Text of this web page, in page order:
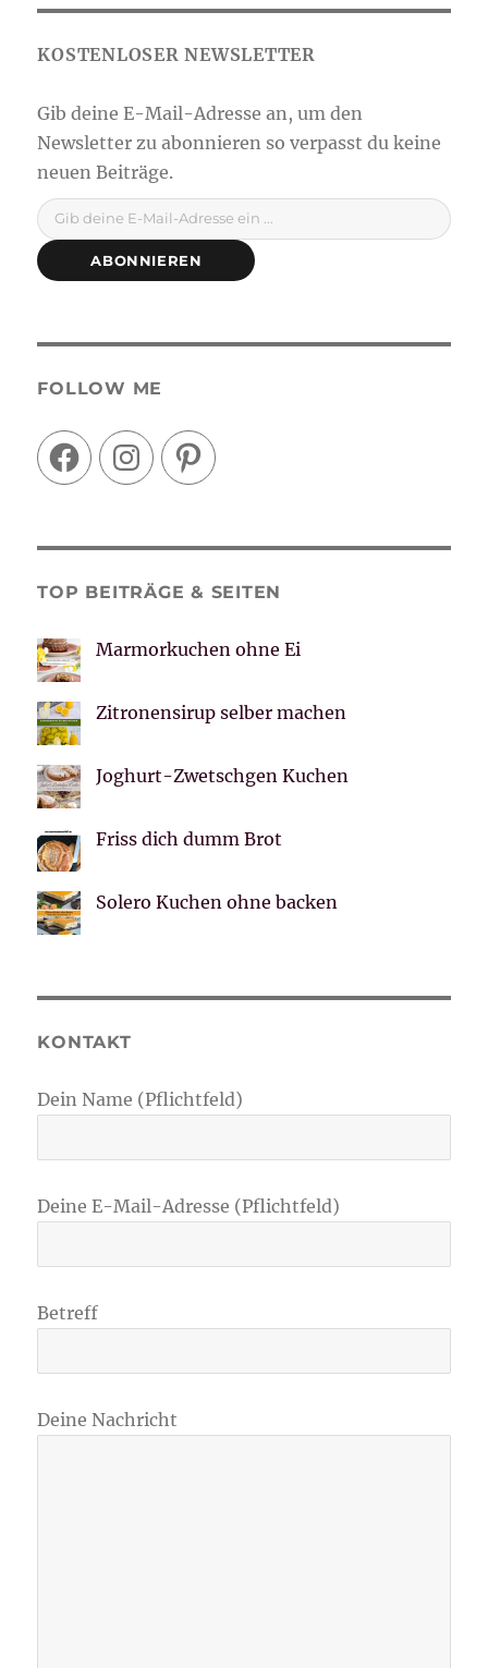
Gib deine E-Mail-Adresse ein ...
ABONNIEREN
FOLLOW ME
FacebookInstagramPinterest
TOP BEITRÄGE & SEITEN
Marmorkuchen ohne Ei
Zitronensirup selber machen
Joghurt-Zwetschgen Kuchen
Friss dich dumm Brot
Solero Kuchen ohne backen
KONTAKT
Dein Name (Pflichtfeld)
Deine E-Mail-Adresse (Pflichtfeld)
Betreff
Deine Nachricht